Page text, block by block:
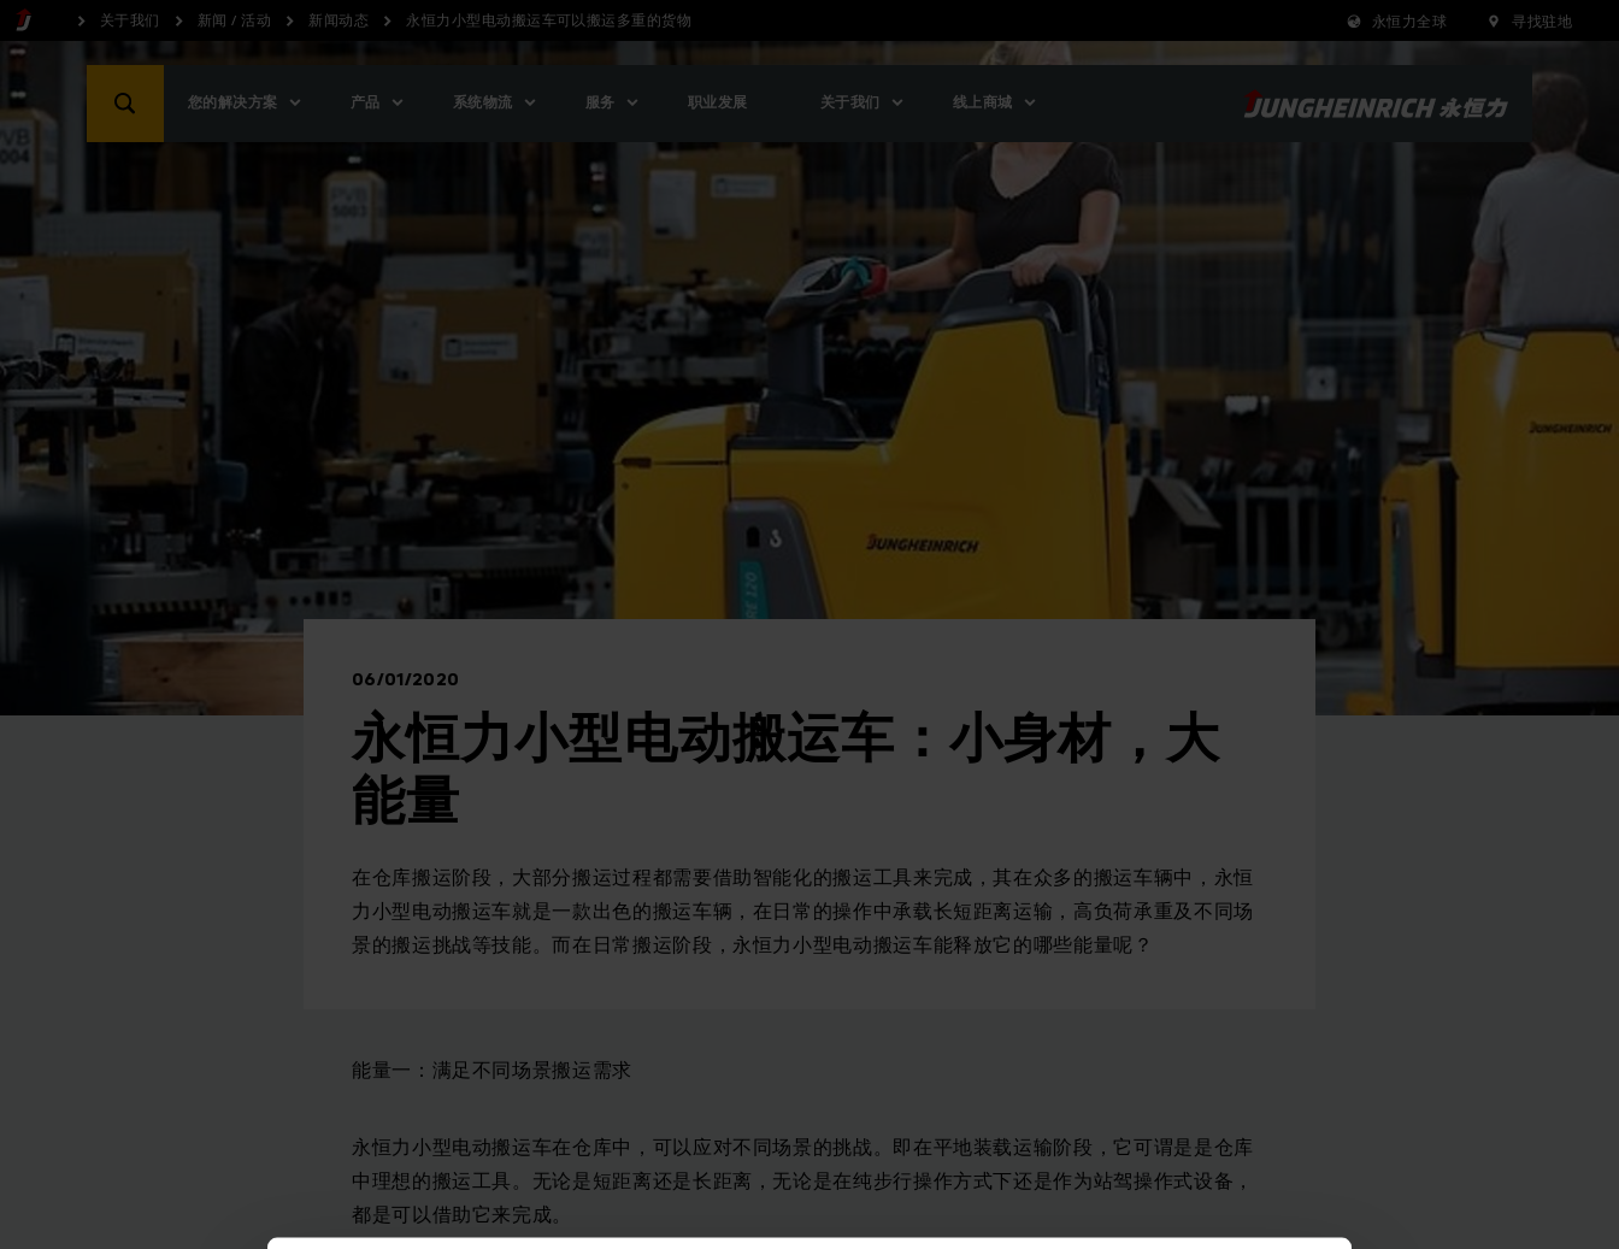
关于我们 新闻 / 活动 新闻动态 永恒力小型电动搬运车可以搬运多重的货物 永恒力全球 寻找驻地
您的解决方案 产品 系统物流 服务 职业发展 关于我们 线上商城
06/01/2020
永恒力小型电动搬运车：小身材，大
能量
在仓库搬运阶段，大部分搬运过程都需要借助智能化的搬运工具来完成，其在众多的搬运车辆中，永恒
力小型电动搬运车就是一款出色的搬运车辆，在日常的操作中承载长短距离运输，高负荷承重及不同场
景的搬运挑战等技能。而在日常搬运阶段，永恒力小型电动搬运车能释放它的哪些能量呢？
能量一：满足不同场景搬运需求
永恒力小型电动搬运车在仓库中，可以应对不同场景的挑战。即在平地装载运输阶段，它可谓是是仓库
中理想的搬运工具。无论是短距离还是长距离，无论是在纯步行操作方式下还是作为站驾操作式设备，
都是可以借助它来完成。